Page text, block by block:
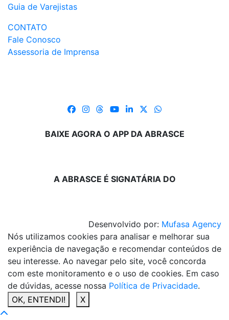
Guia de Varejistas
CONTATO
Fale Conosco
Assessoria de Imprensa
BAIXE AGORA O APP DA ABRASCE
A ABRASCE É SIGNATÁRIA DO
Desenvolvido por: Mufasa Agency
Nós utilizamos cookies para analisar e melhorar sua
experiência de navegação e recomendar conteúdos de
seu interesse. Ao navegar pelo site, você concorda
com este monitoramento e o uso de cookies. Em caso
de dúvidas, acesse nossa Política de Privacidade.
OK, ENTENDI!
X